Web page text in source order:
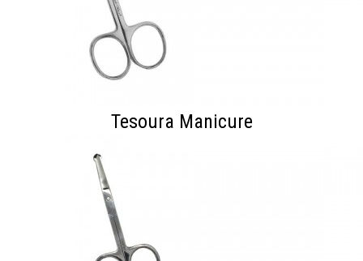
Tesoura Manicure